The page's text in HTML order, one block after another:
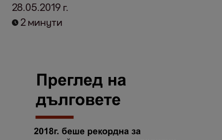
28.05.2019 г.
2 минути